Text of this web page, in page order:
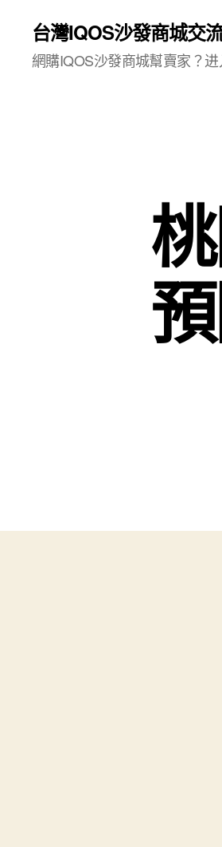
台灣IQOS沙發商城交
網購IQOS沙發商城幫賣家？